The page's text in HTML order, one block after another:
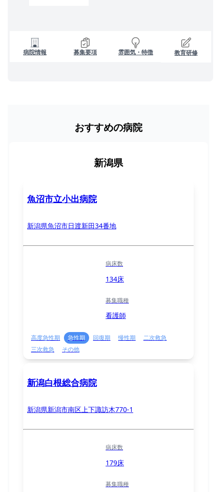
病院情報 募集要項 雰囲気・特徴 教育研修
おすすめの病院
新潟県
魚沼市立小出病院
新潟県魚沼市日渡新田34番地
病床数
134床
募集職種
看護師
高度急性期 急性期 回復期 慢性期
二次救急
三次救急
その他
新潟白根総合病院
新潟県新潟市南区上下諏訪木770-1
病床数
179床
募集職種